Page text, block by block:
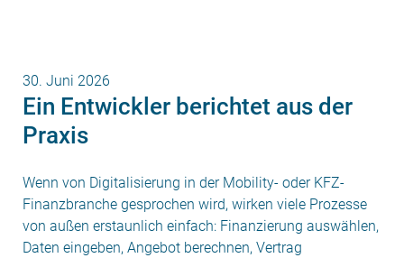
30. Juni 2026
Ein Entwickler berichtet aus der
Praxis
Wenn von Digitalisierung in der Mobility- oder KFZ-
Finanzbranche gesprochen wird, wirken viele Prozesse
von außen erstaunlich einfach: Finanzierung auswählen,
Daten eingeben, Angebot berechnen, Vertrag